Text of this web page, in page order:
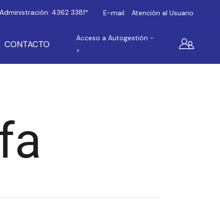
Administración: 4362 3381* E-mail: Atención al Usuario
CONTACTO
Acceso a Autogestión -
>